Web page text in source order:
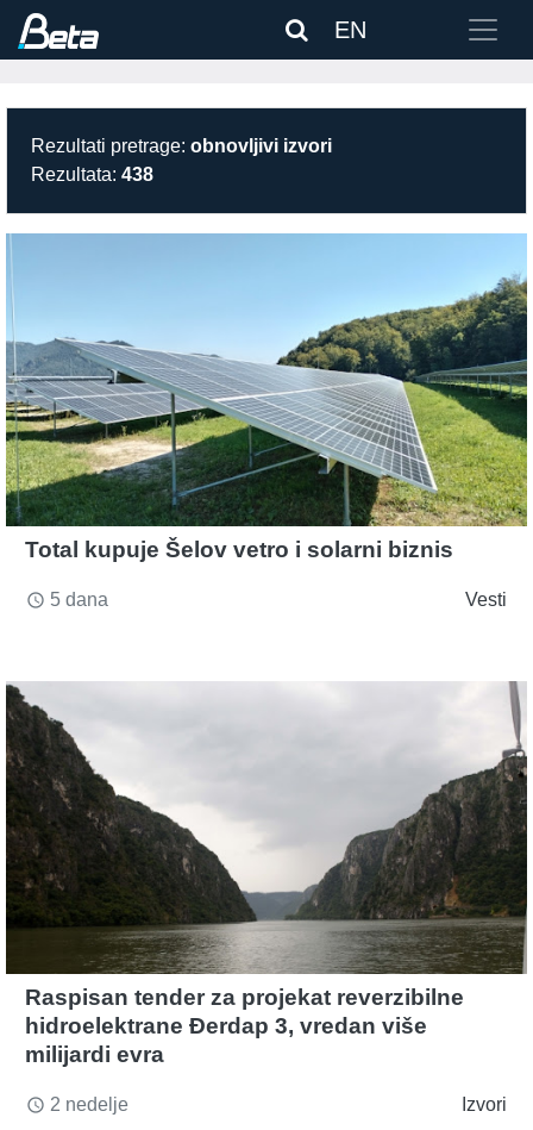
EN
Rezultati pretrage: obnovljivi izvori
Rezultata: 438
Total kupuje Šelov vetro i solarni biznis
access_time 5 dana Vesti
Raspisan tender za projekat reverzibilne
hidroelektrane Đerdap 3, vredan više
milijardi evra
access_time 2 nedelje Izvori